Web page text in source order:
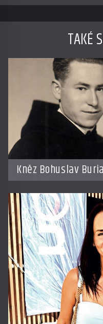
TAKÉ
Kněz Bohuslav
než gestapácké